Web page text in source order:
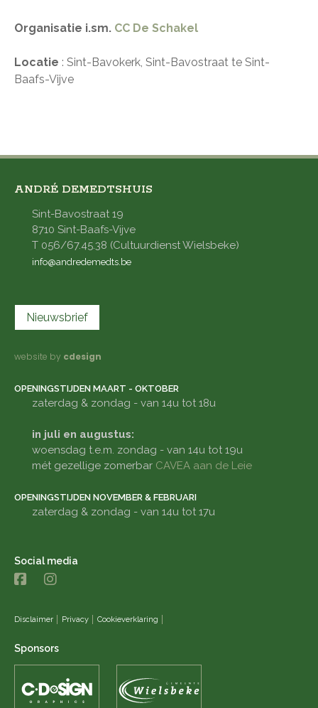
Organisatie i.sm. CC De Schakel
Locatie : Sint-Bavokerk, Sint-Bavostraat te Sint-
Baafs-Vijve
ANDRÉ DEMEDTSHUIS
Sint-Bavostraat 19
8710 Sint-Baafs-Vijve
T 056/67.45.38 (Cultuurdienst Wielsbeke)
info@andredemedts.be
Nieuwsbrief
website by cdesign
OPENINGSTIJDEN MAART - OKTOBER
zaterdag & zondag - van 14u tot 18u
in juli en augustus:
woensdag t.e.m. zondag - van 14u tot 19u
mét gezellige zomerbar CAVEA aan de Leie
OPENINGSTIJDEN NOVEMBER & FEBRUARI
zaterdag & zondag - van 14u tot 17u
Social media
Disclaimer Privacy Cookieverklaring
Sponsors